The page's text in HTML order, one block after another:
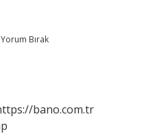
Yorum Bırak
bano.com.tr